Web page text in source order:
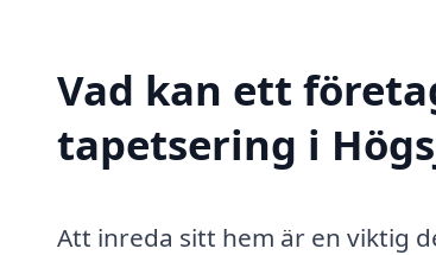
Vad kan ett
tapetsering i
Att inreda sitt hem är en viktig